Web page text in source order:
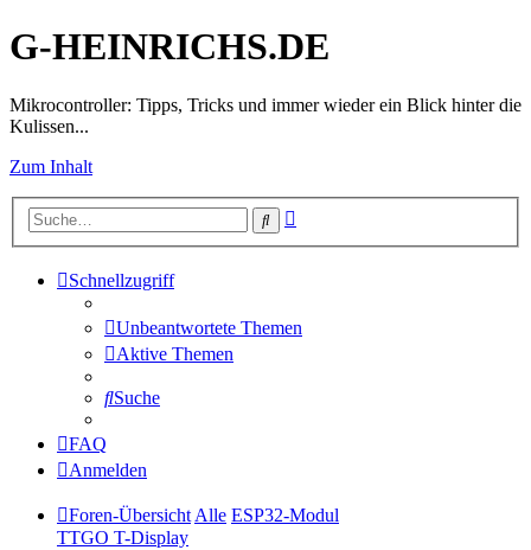
G-HEINRICHS.DE
Mikrocontroller: Tipps, Tricks und immer wieder ein Blick hinter die
Kulissen...
Zum Inhalt
Suche
Schnellzugriff
Unbeantwortete Themen
Aktive Themen
Suche
FAQ
Anmelden
Foren-ÜbersichtAlle ESP32-Modul
TTGO T-Display